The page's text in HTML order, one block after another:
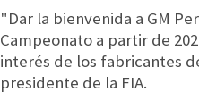
"Dar la bienvenida a GM
Campeonato a partir de
interés de los fabricantes
presidente de la FIA.